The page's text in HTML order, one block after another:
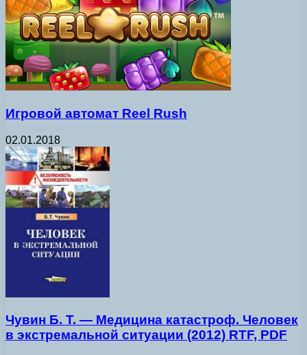
Игровой автомат Reel Rush
02.01.2018
Чувин Б. Т. — Медицина катастроф. Человек
в экстремальной ситуации (2012) RTF, PDF